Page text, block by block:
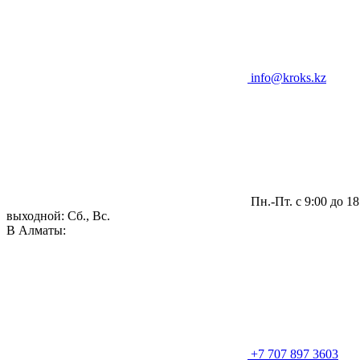
info@kroks.kz
Пн.-Пт. с 9:00 до
выходной: Сб., Вс.
В Алматы:
+7 707 897 3603